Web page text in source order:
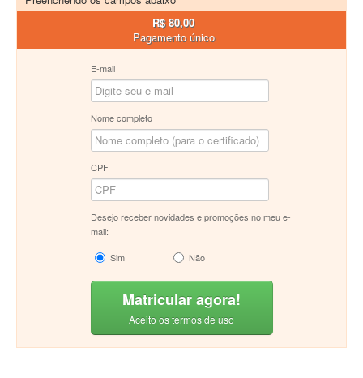
R$ 80,00
Pagamento único
E-mail
Nome completo
CPF
Desejo receber novidades e promoções no meu e-
mail:
Sim
Não
Matricular agora!
Aceito os termos de uso